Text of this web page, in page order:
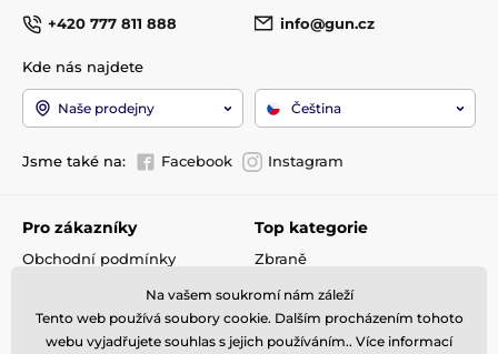
+420 777 811 888
info@gun.cz
Kde nás najdete
Naše prodejny Čeština
Jsme také na: Facebook Instagram
Pro zákazníky
Obchodní podmínky
Doprava a platba
Reklamace
Kontakty
Top kategorie
Zbraně
Optika
Střelivo
Příslušenství
Na vašem soukromí nám záleží
Tento web používá soubory cookie. Dalším procházením tohoto
webu vyjadřujete souhlas s jejich používáním.. Více informací